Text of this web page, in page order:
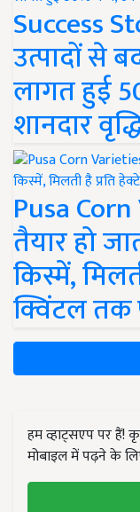
Success
उत्पादों से
लागत हुई
शानदार
Pusa
तैयार हो
किस्में,
क्विंटल तक
हम व्हाट्सएप पर हैं!
मोबाइल में पढ़ने के